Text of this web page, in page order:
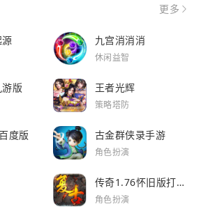
更多
九宫消消消
休闲益智
版 王者光辉
策略塔防
度版 古金群侠录手游
角色扮演
传奇1.76怀旧版打金
服
角色扮演